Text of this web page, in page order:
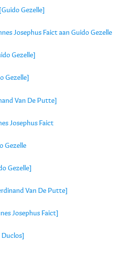
Gezelle]
Josephus Faict aan Guido Gezelle
Gezelle]
Gezelle]
Van De Putte]
Josephus Faict
Gezelle
Gezelle]
Van De Putte]
Josephus Faict]
Duclos]